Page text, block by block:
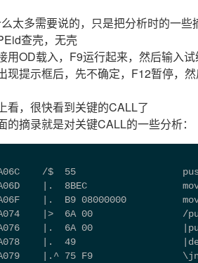
太多需要说的，只是把分析时的一些
查壳，无壳
用OD载入，F9运行起来，然后输入
现提示框后，先不确定，F12暂停，
看，很快看到关键的CALL了
的摘录就是对关键CALL的一些分析：
/$  55
|.  8BEC
|.  B9 08000000
|>  6A 00                /
|.  6A 00
|.  49
|.^ 75 F9